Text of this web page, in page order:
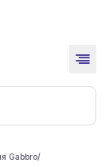
Gabbro/